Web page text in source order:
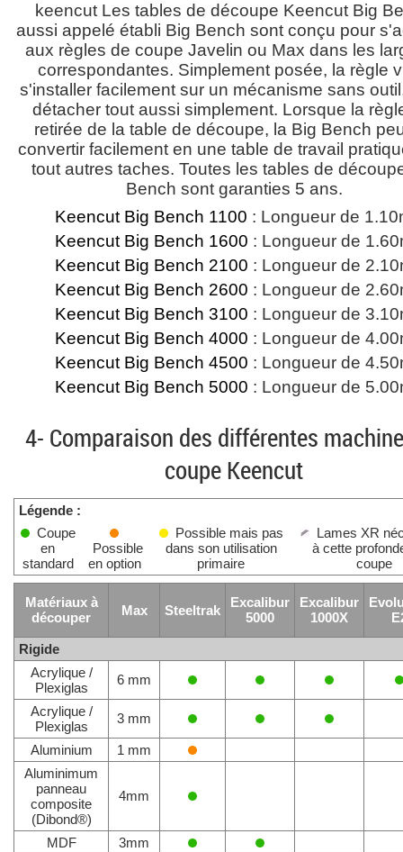
keencut Les tables de découpe Keencut Big
aussi appelé établi Big Bench sont conçu pour
aux règles de coupe Javelin ou Max dans les
correspondantes. Simplement posée, la règle
s'installer facilement sur un mécanisme sans
détacher tout aussi simplement. Lorsque la
retirée de la table de découpe, la Big Bench
convertir facilement en une table de travail
tout autres taches. Toutes les tables de
Bench sont garanties 5 ans.
Keencut Big Bench 1100 : Longueur de
Keencut Big Bench 1600 : Longueur de
Keencut Big Bench 2100 : Longueur de
Keencut Big Bench 2600 : Longueur de
Keencut Big Bench 3100 : Longueur de
Keencut Big Bench 4000 : Longueur de
Keencut Big Bench 4500 : Longueur de
Keencut Big Bench 5000 : Longueur de
4- Comparaison des différentes
coupe Keencut
Légende :
Coupe
en
standard
Possible
en option
Possible mais pas
dans son utilisation
primaire
Lames XR
à cette
coupe
Matériaux à
découper
Max Steeltrak
Excalibur
5000
Excalibur
1000X
Rigide
Acrylique /
Plexiglas
6 mm
Acrylique /
Plexiglas
3 mm
Aluminium
1 mm
Aluminimum
panneau
composite
(Dibond®)
4mm
MDF
3mm